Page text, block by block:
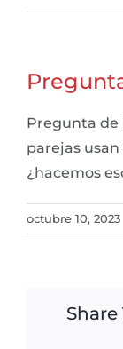
Pregunta de
parejas
¿hacemos
octubre 10, 2023
Share